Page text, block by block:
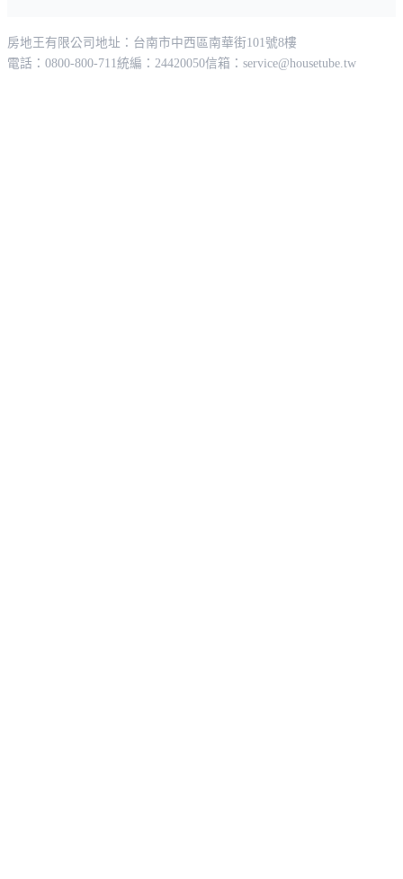
房地王有限公司 地址：台南市中西區南華街101號8樓
電話：0800-800-711統編：24420050信箱： service@housetube.tw